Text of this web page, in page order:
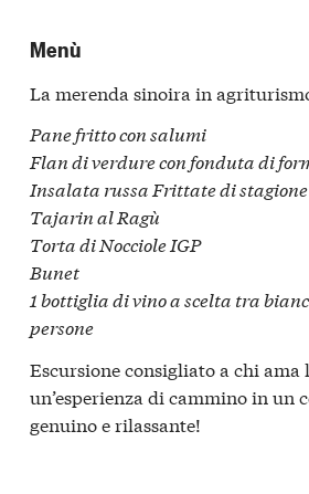
Menù
La merenda sinoira in
Pane fritto con salumi
Flan di verdure con fonduta di
Insalata russa Frittate di stagione
Tajarin al Ragù
Torta di Nocciole IGP
Bunet
1 bottiglia di vino a scelta tra
persone
Escursione consigliato a chi ama
un’esperienza di cammino in un
genuino e rilassante!